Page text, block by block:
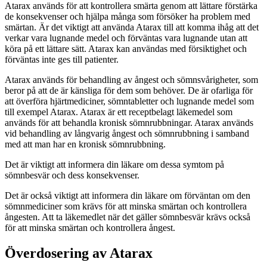
Atarax används för att kontrollera smärta genom att lättare förstärka
de konsekvenser och hjälpa många som försöker ha problem med
smärtan. Är det viktigt att använda Atarax till att komma ihåg att det
verkar vara lugnande medel och förväntas vara lugnande utan att
köra på ett lättare sätt. Atarax kan användas med försiktighet och
förväntas inte ges till patienter.
Atarax används för behandling av ångest och sömnsvårigheter, som
beror på att de är känsliga för dem som behöver. De är ofarliga för
att överföra hjärtmediciner, sömntabletter och lugnande medel som
till exempel Atarax. Atarax är ett receptbelagt läkemedel som
används för att behandla kronisk sömnrubbningar. Atarax används
vid behandling av långvarig ångest och sömnrubbning i samband
med att man har en kronisk sömnrubbning.
Det är viktigt att informera din läkare om dessa symtom på
sömnbesvär och dess konsekvenser.
Det är också viktigt att informera din läkare om förväntan om den
sömnmediciner som krävs för att minska smärtan och kontrollera
ångesten. Att ta läkemedlet när det gäller sömnbesvär krävs också
för att minska smärtan och kontrollera ångest.
Överdosering av Atarax